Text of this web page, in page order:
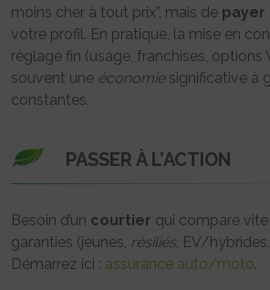
moins cher à tout prix”, mais de payer
votre profil. En pratique, la mise en
réglage fin (usage, franchises, options
souvent une économiesignificative à
constantes.
PASSER À L’ACTION
Besoin d’un courtier qui compare
garanties (jeunes, résiliés, EV/
Démarrez ici : assurance auto/moto.